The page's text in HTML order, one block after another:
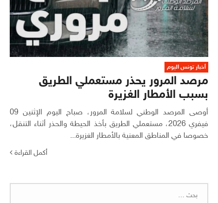
أخبار تونس اليوم
مرصد المرور يحذر مستعملي الطريق
بسبب الأمطار الغزيرة
أوصى المرصد الوطني لسلامة المرور، صباح اليوم الإثنين 09
فيفري 2026، مستعملي الطريق بأخذ الحيطة والحذر أثناء التنقل،
خصوصا في المناطق المعنية بالأمطار الغزيرة...
أكمل القراءة